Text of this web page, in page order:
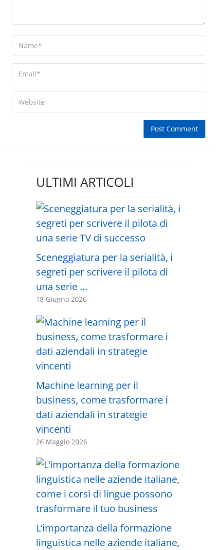
ULTIMI ARTICOLI
Sceneggiatura per la serialità, i
segreti per scrivere il pilota di
una serie …
18 Giugno 2026
Machine learning per il
business, come trasformare i
dati aziendali in strategie
vincenti
26 Maggio 2026
L’importanza della formazione
linguistica nelle aziende italiane,